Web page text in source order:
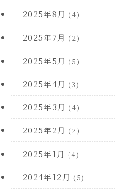
2025年8月 (4)
2025年7月 (2)
2025年5月 (5)
2025年4月 (3)
2025年3月 (4)
2025年2月 (2)
2025年1月 (4)
2024年12月 (5)